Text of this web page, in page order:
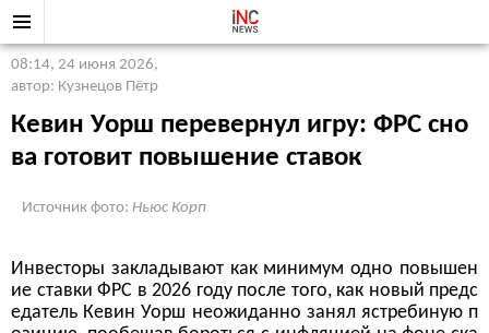
08:14, 24 июня 2026,
автор: Кузнецов Пётр
Кевин Уорш перевернул игру: ФРС сно
ва готовит повышение ставок
Источник фото: Ньюс Корп
Инвесторы закладывают как минимум одно повышен
ие ставки ФРС в 2026 году после того, как новый предс
едатель Кевин Уорш неожиданно занял ястребиную п